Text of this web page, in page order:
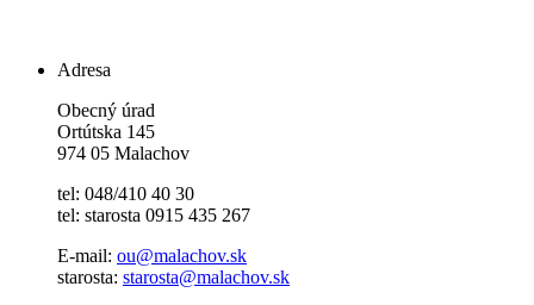
Adresa
Obecný úrad
Ortútska 145
974 05 Malachov
tel: 048/410 40 30
tel: starosta 0915 435 267
E-mail: ou@malachov.sk
starosta: starosta@malachov.sk